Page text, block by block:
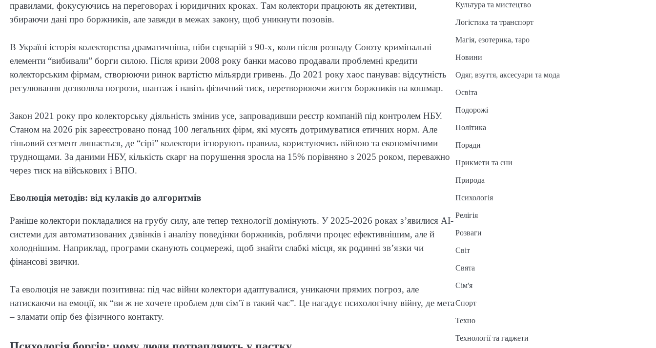
правилами, фокусуючись на переговорах і юридичних кроках. Там колектори працюють як детективи,
збираючи дані про боржників, але завжди в межах закону, щоб уникнути позовів.
В Україні історія колекторства драматичніша, ніби сценарій з 90-х, коли після розпаду Союзу кримінальні
елементи “вибивали” борги силою. Після кризи 2008 року банки масово продавали проблемні кредити
колекторським фірмам, створюючи ринок вартістю мільярди гривень. До 2021 року хаос панував: відсутність
регулювання дозволяла погрози, шантаж і навіть фізичний тиск, перетворюючи життя боржників на кошмар.
Закон 2021 року про колекторську діяльність змінив усе, запровадивши реєстр компаній під контролем НБУ.
Станом на 2026 рік зареєстровано понад 100 легальних фірм, які мусять дотримуватися етичних норм. Але
тіньовий сегмент лишається, де “сірі” колектори ігнорують правила, користуючись війною та економічними
труднощами. За даними НБУ, кількість скарг на порушення зросла на 15% порівняно з 2025 роком, переважно
через тиск на військових і ВПО.
Еволюція методів: від кулаків до алгоритмів
Раніше колектори покладалися на грубу силу, але тепер технології домінують. У 2025-2026 роках з’явилися AI-
системи для автоматизованих дзвінків і аналізу поведінки боржників, роблячи процес ефективнішим, але й
холоднішим. Наприклад, програми сканують соцмережі, щоб знайти слабкі місця, як родинні зв’язки чи
фінансові звички.
Та еволюція не завжди позитивна: під час війни колектори адаптувалися, уникаючи прямих погроз, але
натискаючи на емоції, як “ви ж не хочете проблем для сім’ї в такий час”. Це нагадує психологічну війну, де мета
– зламати опір без фізичного контакту.
Культура та мистецтво
Логістика та транспорт
Магія, езотерика, таро
Новини
Одяг, взуття, аксесуари та мода
Освіта
Подорожі
Політика
Поради
Прикмети та сни
Природа
Психологія
Релігія
Розваги
Світ
Свята
Сім'я
Спорт
Техно
Технології та гаджети